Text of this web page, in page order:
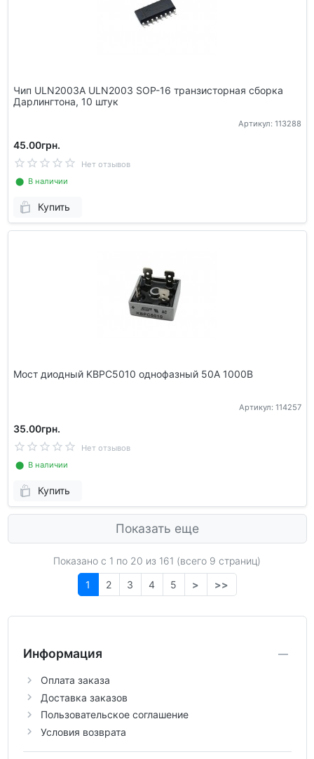
Чип ULN2003A ULN2003 SOP-16 транзисторная сборка
Дарлингтона, 10 штук
Артикул: 113288
45.00грн.
Нет отзывов
⬤ В наличии
Купить
Мост диодный KBPC5010 однофазный 50А 1000В
Артикул: 114257
35.00грн.
Нет отзывов
⬤ В наличии
Купить
Показать еще
Показано с 1 по 20 из 161 (всего 9 страниц)
1
2 3 4 5 > >>
Информация
Оплата заказа
Доставка заказов
Пользовательское соглашение
Условия возврата